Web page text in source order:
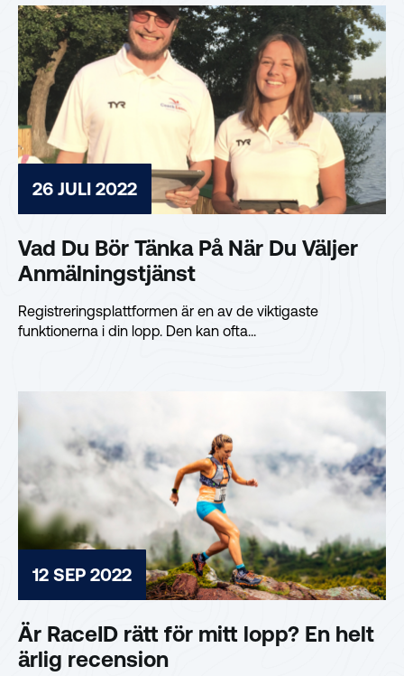
26 JULI 2022
Vad Du Bör Tänka På När Du Väljer
Anmälningstjänst
Registreringsplattformen är en av de viktigaste
funktionerna i din lopp. Den kan ofta...
12 SEP 2022
Är RaceID rätt för mitt lopp? En helt
ärlig recension